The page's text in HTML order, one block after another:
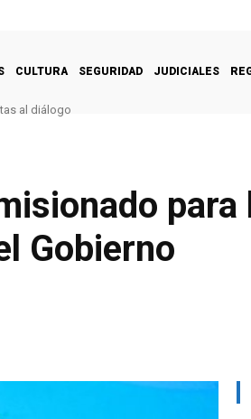
CULTURA SEGURIDAD JUDICIALES
al diálogo
para
Gobierno